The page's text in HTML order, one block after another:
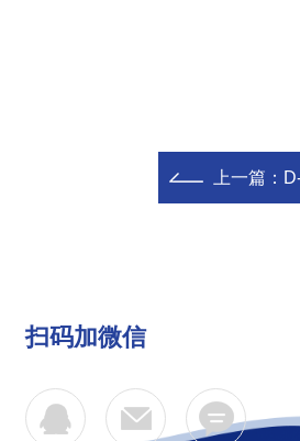
上一篇：
扫码加微信